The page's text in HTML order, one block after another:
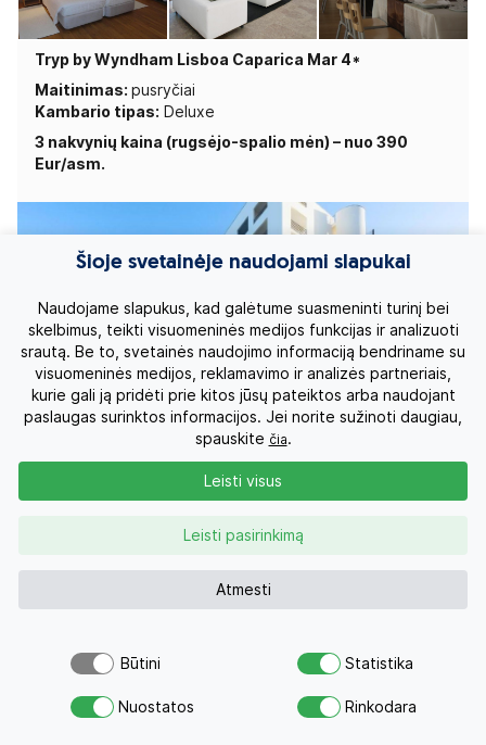
Tryp by Wyndham Lisboa Caparica Mar 4*
Maitinimas: pusryčiai
Kambario tipas: Deluxe
3 nakvynių kaina (rugsėjo-spalio mėn) – nuo 390
Eur/asm.
Kelionės užsakymas
Savo svajonių atostogoms
domėjosi 43 žmonės
Šioje svetainėje naudojami slapukai
Naudojame slapukus, kad galėtume suasmeninti turinį bei
skelbimus, teikti visuomeninės medijos funkcijas ir analizuoti
srautą. Be to, svetainės naudojimo informaciją bendriname su
visuomeninės medijos, reklamavimo ir analizės partneriais,
kurie gali ją pridėti prie kitos jūsų pateiktos arba naudojant
paslaugas surinktos informacijos. Jei norite sužinoti daugiau,
spauskite čia.
Atmesti
Leisti pasirinkimą
Leisti visus
Būtini Statistika
Nuostatos Rinkodara